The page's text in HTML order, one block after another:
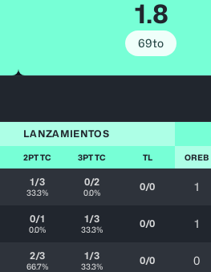
1.8
69to
LANZAMIENTOS
2PT TC 3PT TC TL OREB
1/3
33.3%
0/2
0.0% 0/0 1
0/1
0.0%
1/3
33.3% 0/0 1
2/3
66.7%
1/3
33.3% 0/0 0